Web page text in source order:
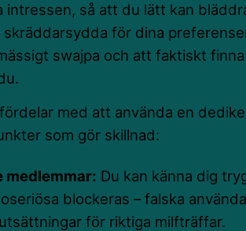
så att du lätt kan
för dina
swajpa och att faktiskt
med att använda en
som gör skillnad:
medlemmar: Du kan känna dig
blockeras – falska
för riktiga milfträffar.